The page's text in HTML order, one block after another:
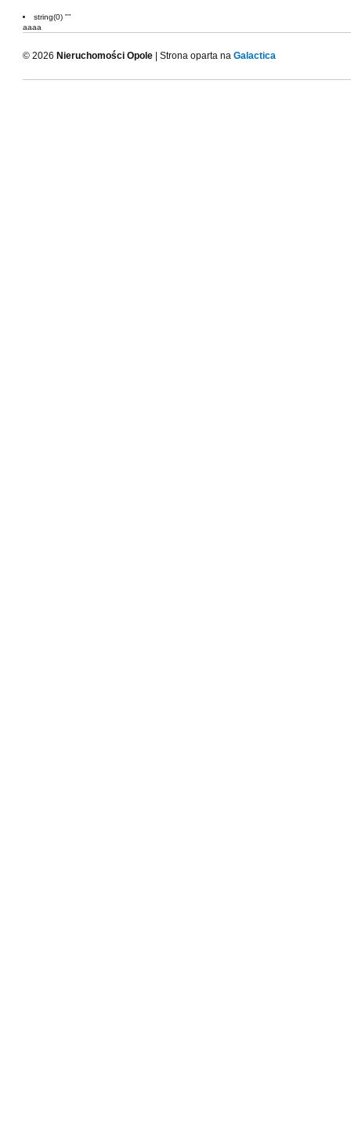
string(0) ""
aaaa
© 2026 Nieruchomości Opole | Strona oparta na Galactica